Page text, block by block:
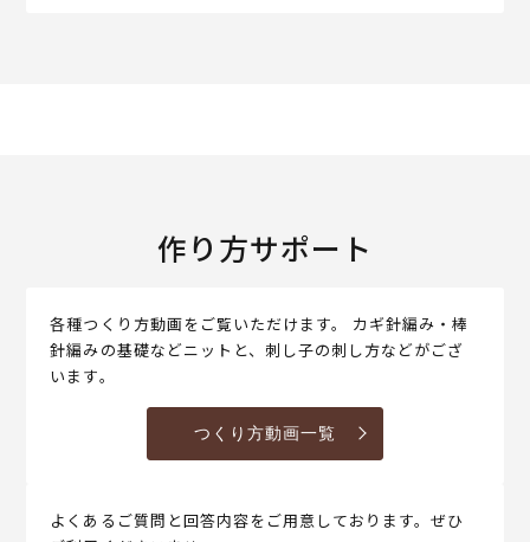
作り方サポート
各種つくり方動画をご覧いただけます。 カギ針編み・棒
針編みの基礎などニットと、刺し子の刺し方などがござ
います。
つくり方動画一覧
よくあるご質問と回答内容をご用意しております。ぜひ